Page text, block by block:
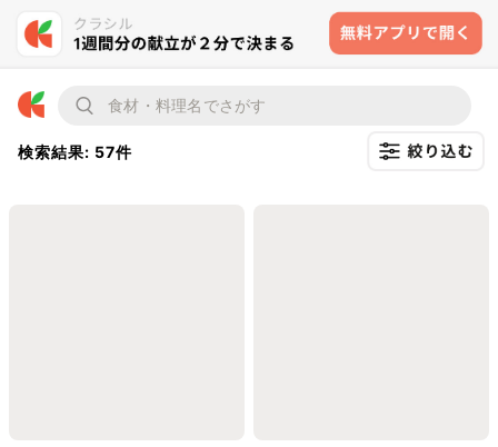
検索結果: 57件